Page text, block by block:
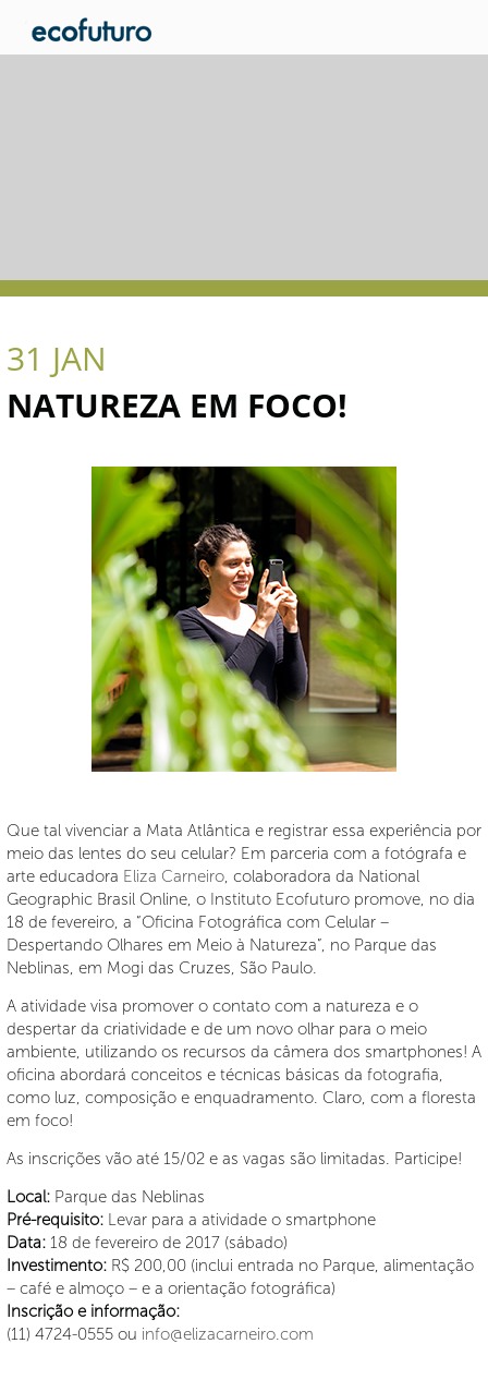
31 JAN
NATUREZA EM FOCO!
Que tal vivenciar a Mata Atlântica e registrar essa experiência por
meio das lentes do seu celular? Em parceria com a fotógrafa e
arte educadora Eliza Carneiro, colaboradora da National
Geographic Brasil Online, o Instituto Ecofuturo promove, no dia
18 de fevereiro, a “Oficina Fotográfica com Celular –
Despertando Olhares em Meio à Natureza”, no Parque das
Neblinas, em Mogi das Cruzes, São Paulo.
A atividade visa promover o contato com a natureza e o
despertar da criatividade e de um novo olhar para o meio
ambiente, utilizando os recursos da câmera dos smartphones! A
oficina abordará conceitos e técnicas básicas da fotografia,
como luz, composição e enquadramento. Claro, com a floresta
em foco!
As inscrições vão até 15/02 e as vagas são limitadas. Participe!
Local: Parque das Neblinas
Pré-requisito: Levar para a atividade o smartphone
Data: 18 de fevereiro de 2017 (sábado)
Investimento: R$ 200,00 (inclui entrada no Parque, alimentação
– café e almoço – e a orientação fotográfica)
Inscrição e informação:
(11) 4724-0555 ou info@elizacarneiro.com